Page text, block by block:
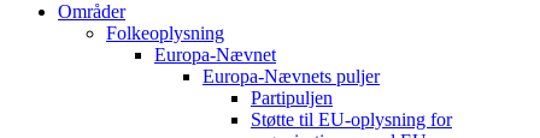
Områder
Folkeoplysning
Europa-Nævnet
Europa-Nævnets puljer
Partipuljen
Støtte til EU-oplysning for